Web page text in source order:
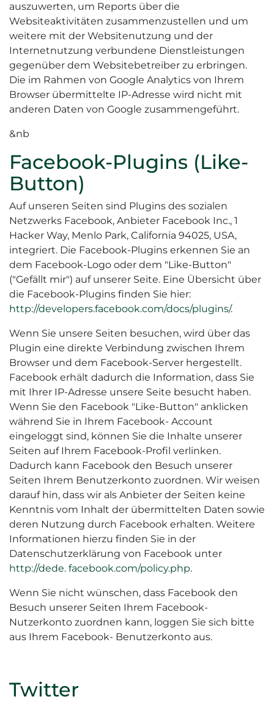
auszuwerten, um Reports über die
Websiteaktivitäten zusammenzustellen und um
weitere mit der Websitenutzung und der
Internetnutzung verbundene Dienstleistungen
gegenüber dem Websitebetreiber zu erbringen.
Die im Rahmen von Google Analytics von Ihrem
Browser übermittelte IP-Adresse wird nicht mit
anderen Daten von Google zusammengeführt.
&nb
Facebook-Plugins (Like-
Button)
Auf unseren Seiten sind Plugins des sozialen
Netzwerks Facebook, Anbieter Facebook Inc., 1
Hacker Way, Menlo Park, California 94025, USA,
integriert. Die Facebook-Plugins erkennen Sie an
dem Facebook-Logo oder dem "Like-Button"
("Gefällt mir") auf unserer Seite. Eine Übersicht über
die Facebook-Plugins finden Sie hier:
http://developers.facebook.com/docs/plugins/.
Wenn Sie unsere Seiten besuchen, wird über das
Plugin eine direkte Verbindung zwischen Ihrem
Browser und dem Facebook-Server hergestellt.
Facebook erhält dadurch die Information, dass Sie
mit Ihrer IP-Adresse unsere Seite besucht haben.
Wenn Sie den Facebook "Like-Button" anklicken
während Sie in Ihrem Facebook- Account
eingeloggt sind, können Sie die Inhalte unserer
Seiten auf Ihrem Facebook-Profil verlinken.
Dadurch kann Facebook den Besuch unserer
Seiten Ihrem Benutzerkonto zuordnen. Wir weisen
darauf hin, dass wir als Anbieter der Seiten keine
Kenntnis vom Inhalt der übermittelten Daten sowie
deren Nutzung durch Facebook erhalten. Weitere
Informationen hierzu finden Sie in der
Datenschutzerklärung von Facebook unter
http://dede. facebook.com/policy.php.
Wenn Sie nicht wünschen, dass Facebook den
Besuch unserer Seiten Ihrem Facebook-
Nutzerkonto zuordnen kann, loggen Sie sich bitte
aus Ihrem Facebook- Benutzerkonto aus.
Twitter